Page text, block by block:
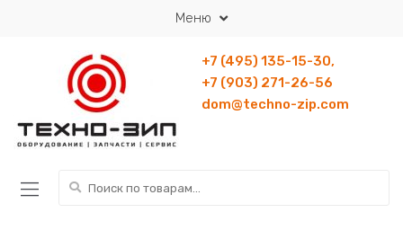
Меню
+7 (495) 135-15-30,
+7 (903) 271-26-56
dom@techno-zip.com
Искать: